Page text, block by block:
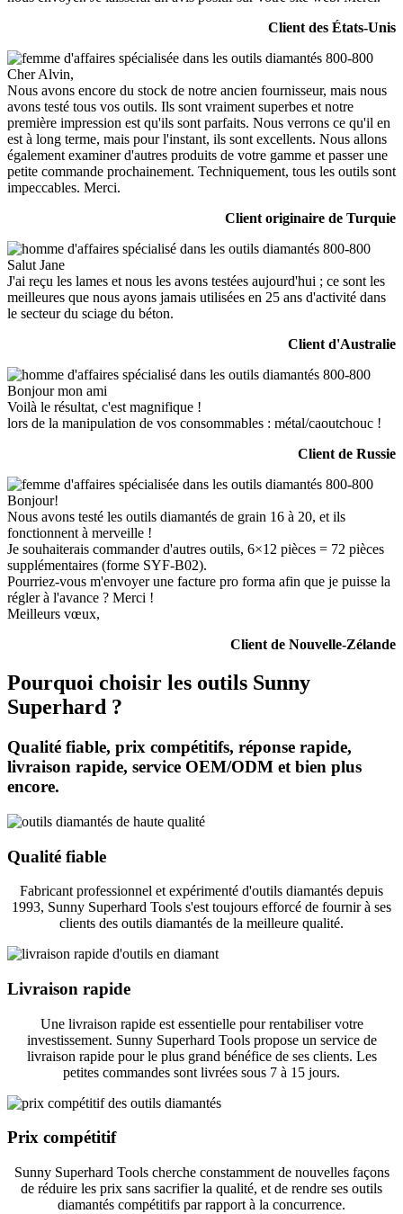
Client des États-Unis
Cher Alvin,
Nous avons encore du stock de notre ancien fournisseur, mais nous
avons testé tous vos outils. Ils sont vraiment superbes et notre
première impression est qu'ils sont parfaits. Nous verrons ce qu'il en
est à long terme, mais pour l'instant, ils sont excellents. Nous allons
également examiner d'autres produits de votre gamme et passer une
petite commande prochainement. Techniquement, tous les outils sont
impeccables. Merci.
Client originaire de Turquie
Salut Jane
J'ai reçu les lames et nous les avons testées aujourd'hui ; ce sont les
meilleures que nous ayons jamais utilisées en 25 ans d'activité dans
le secteur du sciage du béton.
Client d'Australie
Bonjour mon ami
Voilà le résultat, c'est magnifique !
lors de la manipulation de vos consommables : métal/caoutchouc !
Client de Russie
Bonjour!
Nous avons testé les outils diamantés de grain 16 à 20, et ils
fonctionnent à merveille !
Je souhaiterais commander d'autres outils, 6×12 pièces = 72 pièces
supplémentaires (forme SYF-B02).
Pourriez-vous m'envoyer une facture pro forma afin que je puisse la
régler à l'avance ? Merci !
Meilleurs vœux,
Client de Nouvelle-Zélande
Pourquoi choisir les outils Sunny
Superhard ?
Qualité fiable, prix compétitifs, réponse rapide,
livraison rapide, service OEM/ODM et bien plus
encore.
Qualité fiable
Fabricant professionnel et expérimenté d'outils diamantés depuis
1993, Sunny Superhard Tools s'est toujours efforcé de fournir à ses
clients des outils diamantés de la meilleure qualité.
Livraison rapide
Une livraison rapide est essentielle pour rentabiliser votre
investissement. Sunny Superhard Tools propose un service de
livraison rapide pour le plus grand bénéfice de ses clients. Les
petites commandes sont livrées sous 7 à 15 jours.
Prix ​​compétitif
Sunny Superhard Tools cherche constamment de nouvelles façons
de réduire les prix sans sacrifier la qualité, et de rendre ses outils
diamantés compétitifs par rapport à la concurrence.